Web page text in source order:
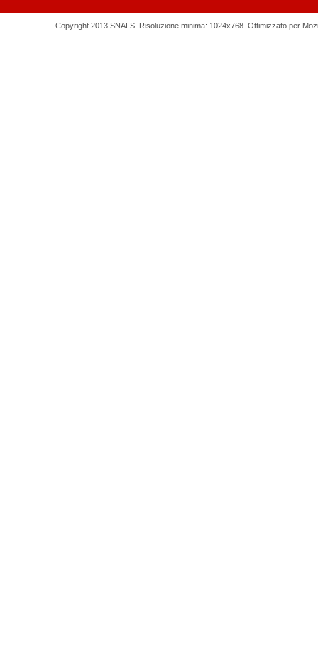
Copyright 2013 SNALS. Risoluzione minima: 1024x768. Ottimizzato per